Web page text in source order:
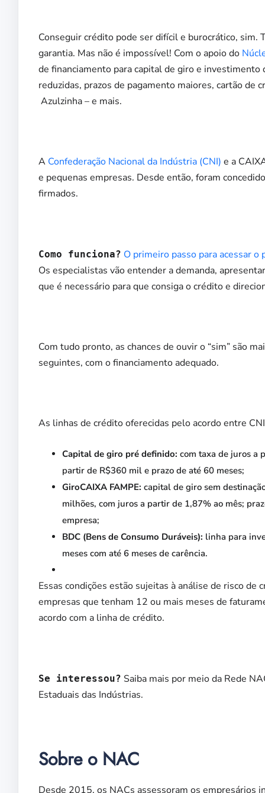
Conseguir crédito pode ser difícil e burocrático, sim.
garantia. Mas não é impossível! Com o apoio do
de financiamento para capital de giro e investimento
reduzidas, prazos de pagamento maiores, cartão de
Azulzinha – e mais.
A Confederação Nacional da Indústria (CNI) e a
e pequenas empresas. Desde então, foram
firmados.
Como funciona? O primeiro passo para acessar
Os especialistas vão entender a demanda,
que é necessário para que consiga o crédito e
Com tudo pronto, as chances de ouvir o “sim” são
seguintes, com o financiamento adequado.
As linhas de crédito oferecidas pelo acordo entre
Capital de giro pré definido: com taxa de juros a
partir de R$360 mil e prazo de até 60 meses;
GiroCAIXA FAMPE: capital de giro sem
milhões, com juros a partir de 1,87% ao mês;
empresa;
BDC (Bens de Consumo Duráveis): linha para
meses com até 6 meses de carência.
Essas condições estão sujeitas à análise de risco
empresas que tenham 12 ou mais meses de
acordo com a linha de crédito.
Se interessou? Saiba mais por meio da Rede
Estaduais das Indústrias.
Sobre o NAC
Desde 2015, os NACs assessoram os empresários